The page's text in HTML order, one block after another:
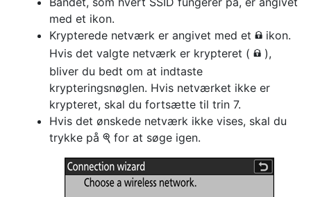
med et ikon.
Krypterede netværk er angivet med et h ikon.
Hvis det valgte netværk er krypteret ( h ),
bliver du bedt om at indtaste
krypteringsnøglen. Hvis netværket ikke er
krypteret, skal du fortsætte til trin 7.
Hvis det ønskede netværk ikke vises, skal du
trykke på X for at søge igen.